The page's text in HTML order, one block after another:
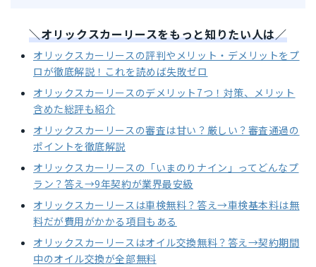
＼オリックスカーリースをもっと知りたい人は／
オリックスカーリースの評判やメリット・デメリットをプ
ロが徹底解説！これを読めば失敗ゼロ
オリックスカーリースのデメリット7つ！対策、メリット
含めた総評も紹介
オリックスカーリースの審査は甘い？厳しい？審査通過の
ポイントを徹底解説
オリックスカーリースの「いまのりナイン」ってどんなプ
ラン？答え→9年契約が業界最安級
オリックスカーリースは車検無料？答え→車検基本料は無
料だが費用がかかる項目もある
オリックスカーリースはオイル交換無料？答え→契約期間
中のオイル交換が全部無料